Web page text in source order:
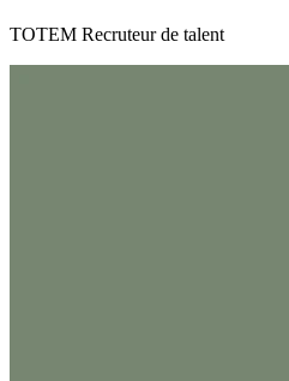
TOTEM Recruteur de talent